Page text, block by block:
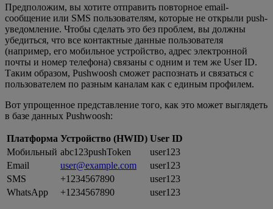
Предположим, вы хотите отправить повторное email-
сообщение или SMS пользователям, которые не открыли push-
уведомление. Чтобы сделать это без проблем, вы должны
убедиться, что все контактные данные пользователя
(например, его мобильное устройство, адрес электронной
почты и номер телефона) связаны с одним и тем же User ID.
Таким образом, Pushwoosh сможет распознать и связаться с
пользователем по разным каналам как с единым профилем.
Вот упрощенное представление того, как это может выглядеть
в базе данных Pushwoosh:
Платформа Устройство (HWID) User ID
Мобильный abc123pushToken
user123
Email
user@example.com
user123
SMS
+1234567890
user123
WhatsApp
+1234567890 user123